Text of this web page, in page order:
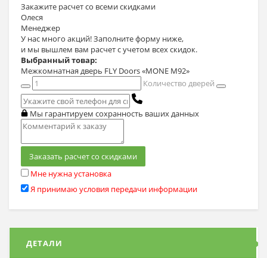
Закажите расчетсо всеми скидками
Олеся
Менеджер
У нас много акций! Заполните форму ниже,
и мы вышлем вам расчет с учетом всех скидок.
Выбранный товар:
Межкомнатная дверь FLY Doors «MONE M92»
Количество дверей
Мы гарантируем сохранность ваших данных
Заказать расчет со скидками
Мне нужна установка
Я принимаю условия передачи информации
ДЕТАЛИ